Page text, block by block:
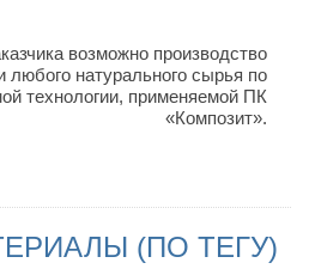
возможно производство
любого натурального сырья по
технологии, применяемой ПК
«Композит».
(ПО ТЕГУ)